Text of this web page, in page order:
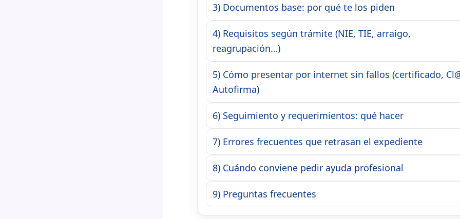
3) Documentos base: por qué te los piden
4) Requisitos según trámite (NIE, TIE, arraigo,
reagrupación…)
5) Cómo presentar por internet sin fallos (certificado,
Autofirma)
6) Seguimiento y requerimientos: qué hacer
7) Errores frecuentes que retrasan el expediente
8) Cuándo conviene pedir ayuda profesional
9) Preguntas frecuentes